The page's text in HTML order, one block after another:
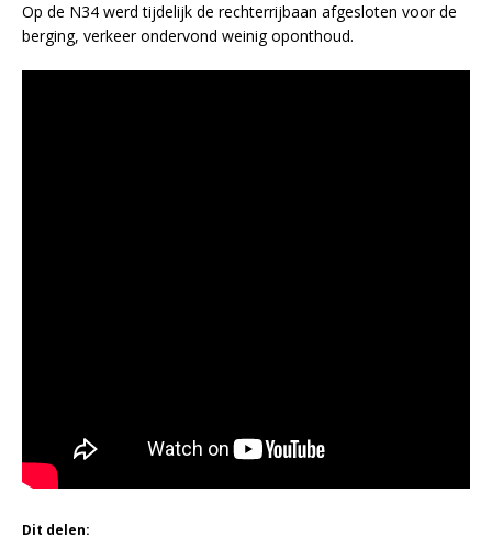
Op de N34 werd tijdelijk de rechterrijbaan afgesloten voor de
berging, verkeer ondervond weinig oponthoud.
Dit delen: